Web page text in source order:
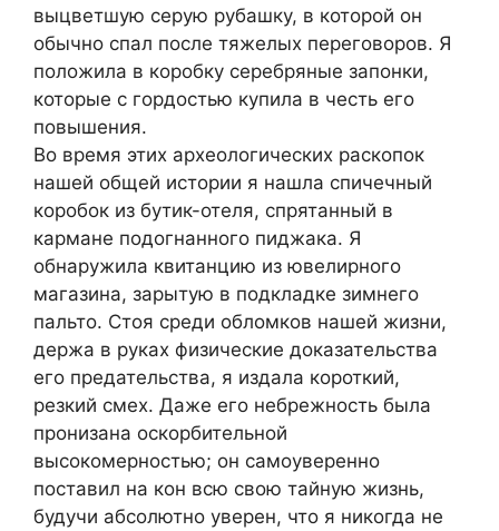
выцветшую серую рубашку, в которой он
обычно спал после тяжелых переговоров. Я
положила в коробку серебряные запонки,
которые с гордостью купила в честь его
повышения.
Во время этих археологических раскопок
нашей общей истории я нашла спичечный
коробок из бутик-отеля, спрятанный в
кармане подогнанного пиджака. Я
обнаружила квитанцию из ювелирного
магазина, зарытую в подкладке зимнего
пальто. Стоя среди обломков нашей жизни,
держа в руках физические доказательства
его предательства, я издала короткий,
резкий смех. Даже его небрежность была
пронизана оскорбительной
высокомерностью; он самоуверенно
поставил на кон всю свою тайную жизнь,
будучи абсолютно уверен, что я никогда не